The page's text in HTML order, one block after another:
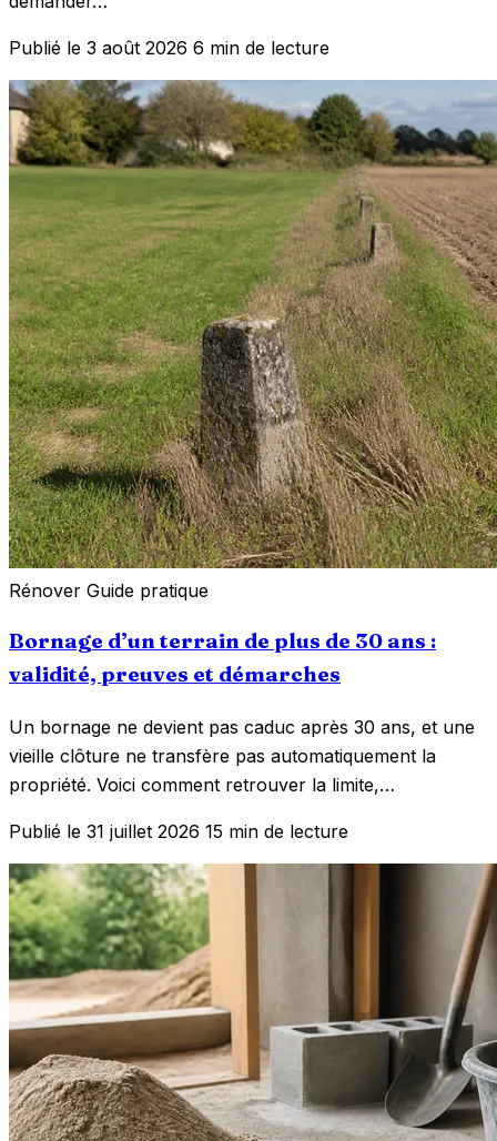
Publié le 3 août 2026 6 min de lecture
Rénover Guide pratique
Bornage d’un terrain de plus de 30 ans :
validité, preuves et démarches
Un bornage ne devient pas caduc après 30 ans, et une
vieille clôture ne transfère pas automatiquement la
propriété. Voici comment retrouver la limite,…
Publié le 31 juillet 2026 15 min de lecture